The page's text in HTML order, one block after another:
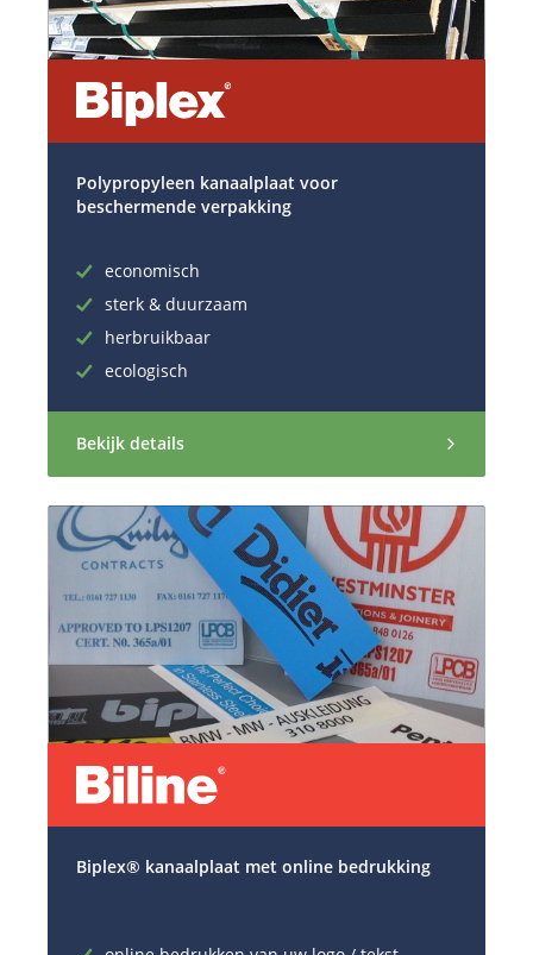
Polypropyleen kanaalplaat voor
beschermende verpakking
economisch
sterk & duurzaam
herbruikbaar
ecologisch
Bekijk details
Biplex® kanaalplaat met online bedrukking